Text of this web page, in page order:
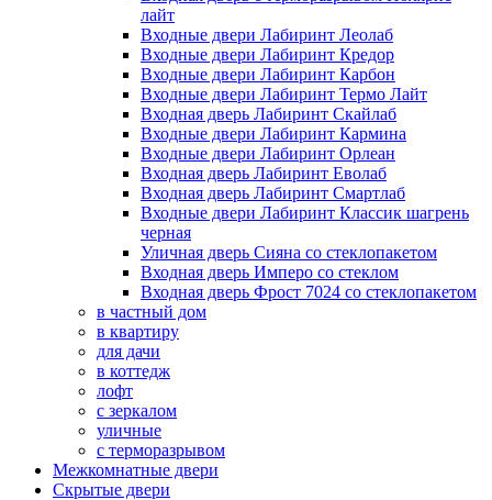
лайт
Входные двери Лабиринт Леолаб
Входные двери Лабиринт Кредор
Входные двери Лабиринт Карбон
Входные двери Лабиринт Термо Лайт
Входная дверь Лабиринт Скайлаб
Входные двери Лабиринт Кармина
Входные двери Лабиринт Орлеан
Входная дверь Лабиринт Еволаб
Входная дверь Лабиринт Смартлаб
Входные двери Лабиринт Классик шагрень
черная
Уличная дверь Сияна со стеклопакетом
Входная дверь Имперо со стеклом
Входная дверь Фрост 7024 со стеклопакетом
в частный дом
в квартиру
для дачи
в коттедж
лофт
с зеркалом
уличные
с терморазрывом
Межкомнатные двери
Скрытые двери